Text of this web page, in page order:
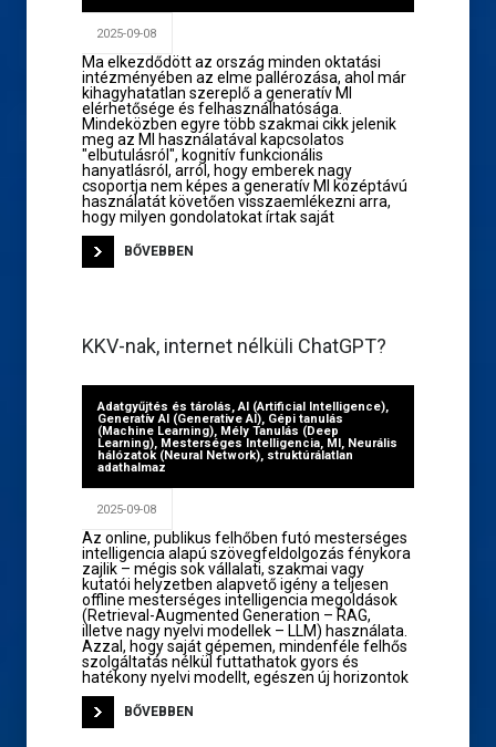
2025-09-08
Ma elkezdődött az ország minden oktatási
intézményében az elme pallérozása, ahol már
kihagyhatatlan szereplő a generatív MI
elérhetősége és felhasználhatósága.
Mindeközben egyre több szakmai cikk jelenik
meg az MI használatával kapcsolatos
"elbutulásról", kognitív funkcionális
hanyatlásról, arról, hogy emberek nagy
csoportja nem képes a generatív MI középtávú
használatát követően visszaemlékezni arra,
hogy milyen gondolatokat írtak saját
BŐVEBBEN
KKV-nak, internet nélküli ChatGPT?
Adatgyűjtés és tárolás,AI (Artificial Intelligence),
Generatív AI (Generative AI), Gépi tanulás
(Machine Learning), Mély Tanulás (Deep
Learning), Mesterséges Intelligencia, MI, Neurális
hálózatok (Neural Network), struktúrálatlan
adathalmaz
2025-09-08
Az online, publikus felhőben futó mesterséges
intelligencia alapú szövegfeldolgozás fénykora
zajlik – mégis sok vállalati, szakmai vagy
kutatói helyzetben alapvető igény a teljesen
offline mesterséges intelligencia megoldások
(Retrieval-Augmented Generation – RAG,
illetve nagy nyelvi modellek – LLM) használata.
Azzal, hogy saját gépemen, mindenféle felhős
szolgáltatás nélkül futtathatok gyors és
hatékony nyelvi modellt, egészen új horizontok
BŐVEBBEN